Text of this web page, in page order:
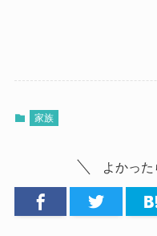
家族
よかった